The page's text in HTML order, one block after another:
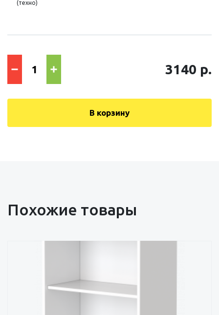
(техно)
3140 р.
В корзину
Похожие товары